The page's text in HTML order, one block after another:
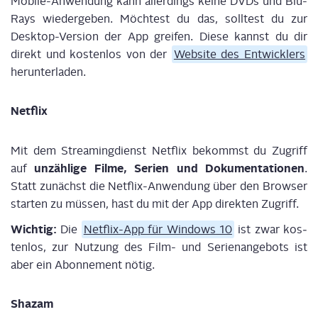
Rays wie­der­ge­ben. Möch­test du das, soll­test du zur
Desk­top-Ver­si­on der App grei­fen. Die­se kannst du dir
direkt und kos­ten­los von der Web­site des Ent­wick­lers
herunterladen.
Net­flix
Mit dem Strea­ming­dienst Net­flix bekommst du Zugriff
auf unzäh­li­ge Fil­me, Seri­en und Doku­men­ta­tio­nen.
Statt zunächst die Net­flix-Anwen­dung über den Brow­ser
star­ten zu müs­sen, hast du mit der App direk­ten Zugriff.
Wich­tig: Die Net­flix-App für Win­dows 10 ist zwar kos­
ten­los, zur Nut­zung des Film- und Seri­en­an­ge­bots ist
aber ein Abon­ne­ment nötig.
Shazam